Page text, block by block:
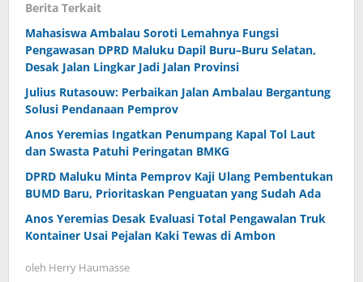
Berita Terkait
Mahasiswa Ambalau Soroti Lemahnya Fungsi
Pengawasan DPRD Maluku Dapil Buru–Buru Selatan,
Desak Jalan Lingkar Jadi Jalan Provinsi
Julius Rutasouw: Perbaikan Jalan Ambalau Bergantung
Solusi Pendanaan Pemprov
Anos Yeremias Ingatkan Penumpang Kapal Tol Laut
dan Swasta Patuhi Peringatan BMKG
DPRD Maluku Minta Pemprov Kaji Ulang Pembentukan
BUMD Baru, Prioritaskan Penguatan yang Sudah Ada
Anos Yeremias Desak Evaluasi Total Pengawalan Truk
Kontainer Usai Pejalan Kaki Tewas di Ambon
oleh Herry Haumasse